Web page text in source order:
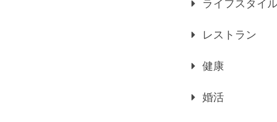
ライフスタイ
レストラン
健康
婚活